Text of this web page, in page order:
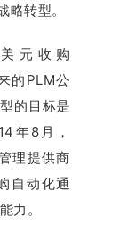
转型。
元收购
的PLM公
的目标是
年8月，
理提供商
自动化通
力。